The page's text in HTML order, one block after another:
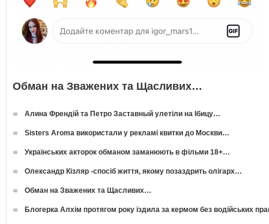
Обман на Зважених та Щасливих…
Алина Френдій та Петро Заставный улетіли на Ібицу…
Sisters Aroma використали у рекламі квитки до Москви…
Українських акторок обманом заманюють в фільми 18+…
Олександр Кізляр -спосіб життя, якому позаздрить олігарх…
Обман на Зважених та Щасливих…
Блогерка Алхім протягом року їздила за кермом без водійських